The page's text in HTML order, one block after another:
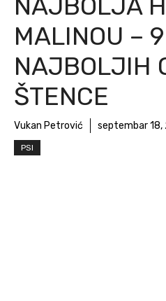
MALINOU – 9
NAJBOLJIH
ŠTENCE
Vukan Petrović septembar 18,
PSI